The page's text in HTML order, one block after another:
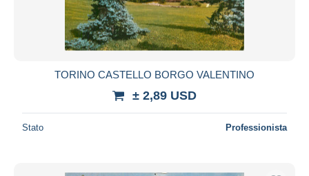
TORINO CASTELLO BORGO VALENTINO
± 2,89 USD
Stato Professionista